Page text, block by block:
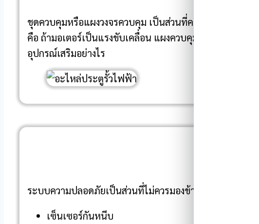
ชุดควบคุมหรือแผงวงจรควบคุม เป็นส่วนที่คอยสั่งงานระบ
คือ ถ้ามอเตอร์เป็นแรงขับเคลื่อน แผงควบคุมก็เป็นเหมือนส
อุปกรณ์เสริมอย่างไร
ระบบค
ระบบความปลอดภัยเป็นส่วนที่ไม่ควรมองข้าม โดยเฉพาะบ้
เซ็นเซอร์กันหนีบ